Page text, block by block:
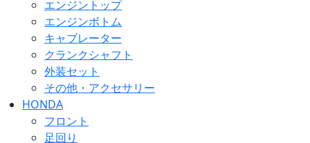
エンジントップ
エンジンボトム
キャブレーター
クランクシャフト
外装セット
その他・アクセサリー
HONDA
フロント
足回り